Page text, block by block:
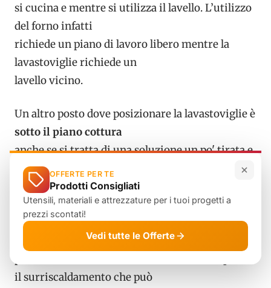
si cucina e mentre si utilizza il lavello. L’utilizzo
del forno infatti
richiede un piano di lavoro libero mentre la
lavastoviglie richiede un
lavello vicino.
Un altro posto dove posizionare la lavastoviglie è
sotto il piano cottura
anche se si tratta di una soluzione un po' tirata e
possibilmente da evitare.
In ogni caso è possibile farlo a patto che venga
rispettata una certa
distanza tra il piano di lavoro e la parte superiore
lavastoviglie per
il surriscaldamento che può
OFFERTE PER TE
Prodotti Consigliati
Utensili, materiali e attrezzature per i tuoi progetti a
prezzi scontati!
Vedi tutte le Offerte